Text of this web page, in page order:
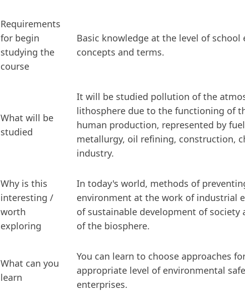
Requirements
for begin
studying the
course
Basic knowledge at the level of school
concepts and terms.
What will be
studied
It will be studied pollution of the
lithosphere due to the functioning of
human production, represented by
metallurgy, oil refining, construction,
industry.
Why is this
interesting /
worth
exploring
In today's world, methods of
environment at the work of industrial
of sustainable development of society
of the biosphere.
What can you
learn
You can learn to choose approaches
appropriate level of environmental
enterprises.